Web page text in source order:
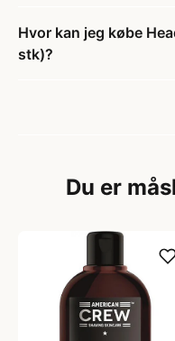
Hvor kan jeg købe
stk)?
Du er